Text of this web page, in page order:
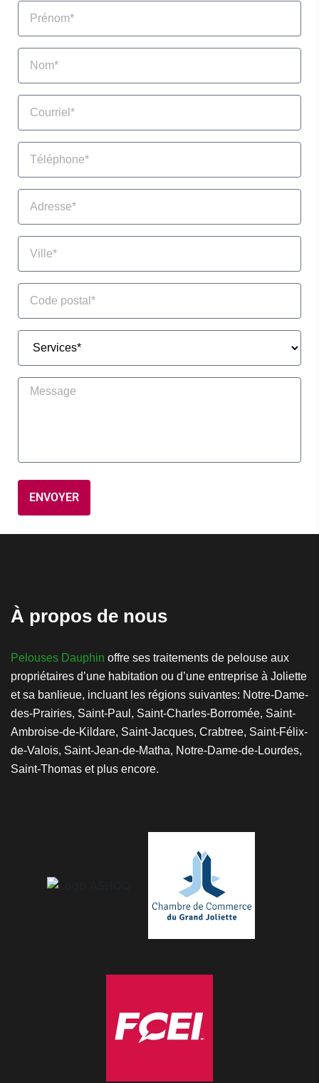
À propos de nous
Pelouses Dauphin offre ses traitements de pelouse aux
propriétaires d’une habitation ou d’une entreprise à Joliette
et sa banlieue, incluant les régions suivantes: Notre-Dame-
des-Prairies, Saint-Paul, Saint-Charles-Borromée, Saint-
Ambroise-de-Kildare, Saint-Jacques, Crabtree, Saint-Félix-
de-Valois, Saint-Jean-de-Matha, Notre-Dame-de-Lourdes,
Saint-Thomas et plus encore.